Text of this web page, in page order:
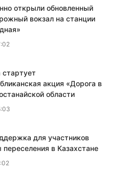
открыли обновленный
вокзал на станции
стартует
акция «Дорога в
области
для участников
в Казахстане